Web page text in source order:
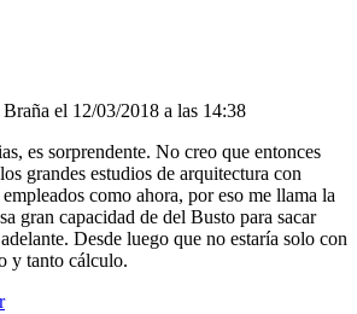
el 12/03/2018 a las 14:38
es sorprendente. No creo que entonces
grandes estudios de arquitectura con
como ahora, por eso me llama la
gran capacidad de del Busto para sacar
Desde luego que no estaría solo con
y tanto cálculo.